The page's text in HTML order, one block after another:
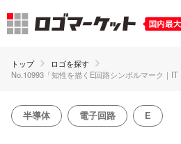
トップ
ロゴを探す
No.10993「知性を描くE回路シンボルマーク｜IT
半導体 電子回路 E